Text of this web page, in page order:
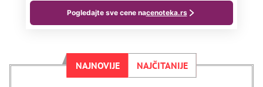
NAJNOVIJE NAJČITANIJE